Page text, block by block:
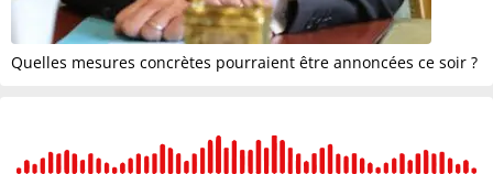
Quelles mesures concrètes pourraient être annoncées ce soir ?